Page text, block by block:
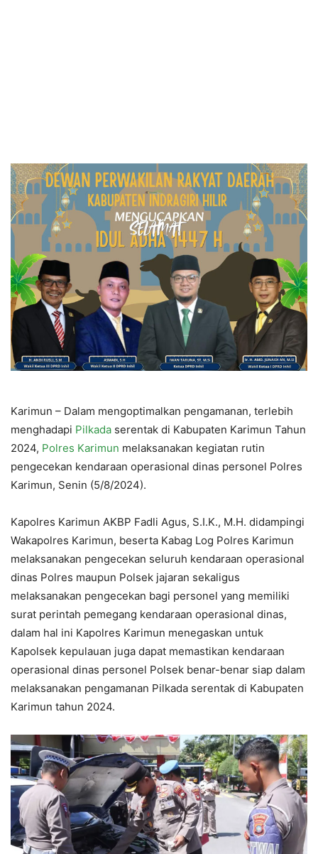
Karimun – Dalam mengoptimalkan pengamanan, terlebih
menghadapi Pilkada serentak di Kabupaten Karimun Tahun
2024, Polres Karimun melaksanakan kegiatan rutin
pengecekan kendaraan operasional dinas personel Polres
Karimun, Senin (5/8/2024).
Kapolres Karimun AKBP Fadli Agus, S.I.K., M.H. didampingi
Wakapolres Karimun, beserta Kabag Log Polres Karimun
melaksanakan pengecekan seluruh kendaraan operasional
dinas Polres maupun Polsek jajaran sekaligus
melaksanakan pengecekan bagi personel yang memiliki
surat perintah pemegang kendaraan operasional dinas,
dalam hal ini Kapolres Karimun menegaskan untuk
Kapolsek kepulauan juga dapat memastikan kendaraan
operasional dinas personel Polsek benar-benar siap dalam
melaksanakan pengamanan Pilkada serentak di Kabupaten
Karimun tahun 2024.